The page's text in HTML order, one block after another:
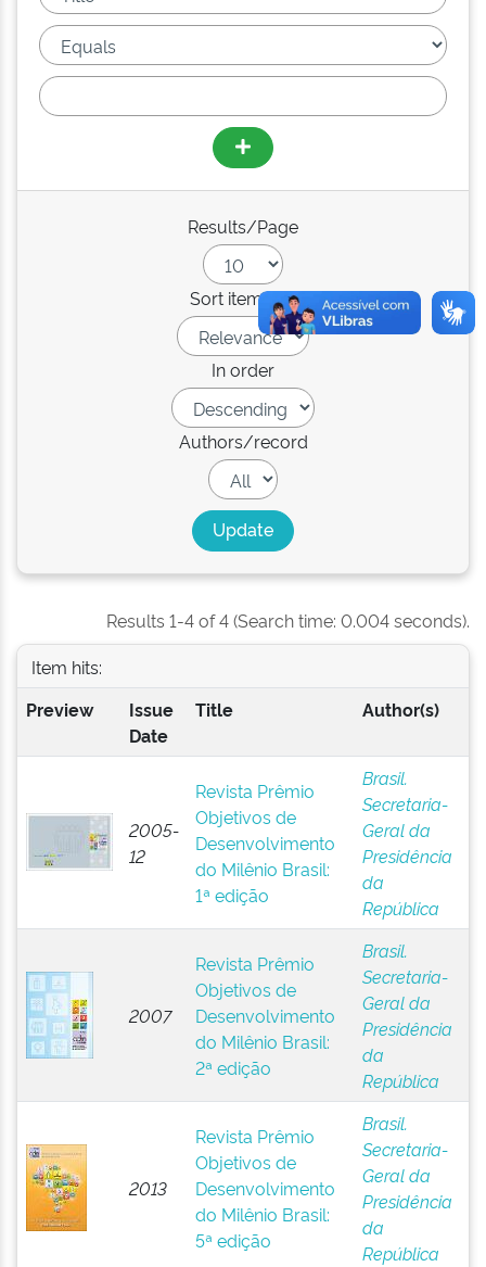
Results/Page
Sort items by
In order
Authors/record
Results 1-4 of 4 (Search time: 0.004 seconds).
Item hits:
Preview
Issue
Date
Title Author(s)
2005-
12
Revista Prêmio
Objetivos de
Desenvolvimento
do Milênio Brasil:
1ª edição
Brasil.
Secretaria-
Geral da
Presidência
da
República
2007
Revista Prêmio
Objetivos de
Desenvolvimento
do Milênio Brasil:
2ª edição
Brasil.
Secretaria-
Geral da
Presidência
da
República
2013
Revista Prêmio
Objetivos de
Desenvolvimento
do Milênio Brasil:
5ª edição
Brasil.
Secretaria-
Geral da
Presidência
da
República